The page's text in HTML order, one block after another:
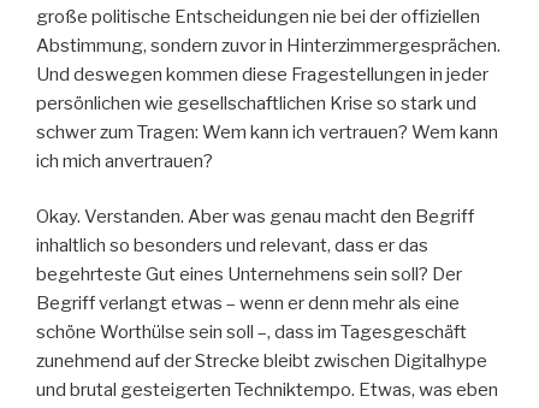
große politische Entscheidungen nie bei der offiziellen
Abstimmung, sondern zuvor in Hinterzimmergesprächen.
Und deswegen kommen diese Fragestellungen in jeder
persönlichen wie gesellschaftlichen Krise so stark und
schwer zum Tragen: Wem kann ich vertrauen? Wem kann
ich mich anvertrauen?
Okay. Verstanden. Aber was genau macht den Begriff
inhaltlich so besonders und relevant, dass er das
begehrteste Gut eines Unternehmens sein soll? Der
Begriff verlangt etwas – wenn er denn mehr als eine
schöne Worthülse sein soll –, dass im Tagesgeschäft
zunehmend auf der Strecke bleibt zwischen Digitalhype
und brutal gesteigerten Techniktempo. Etwas, was eben